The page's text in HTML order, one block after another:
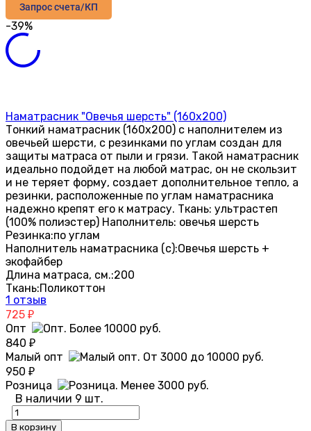
Запрос счета/КП
-39%
Наматрасник "Овечья шерсть" (160х200)
Тонкий наматрасник (160х200) с наполнителем из
овечьей шерсти, с резинками по углам создан для
защиты матраса от пыли и грязи. Такой наматрасник
идеально подойдет на любой матрас, он не скользит
и не теряет форму, создает дополнительное тепло, а
резинки, расположенные по углам наматрасника
надежно крепят его к матрасу. Ткань: ультрастеп
(100% полиэстер) Наполнитель: овечья шерсть
Резинка:по углам
Наполнитель наматрасника (с):Овечья шерсть +
экофайбер
Длина матраса, см.:200
Ткань:Поликоттон
1 отзыв
725 ₽
Опт
840 ₽
Малый опт
950 ₽
Розница
В наличии 9 шт.
В корзину